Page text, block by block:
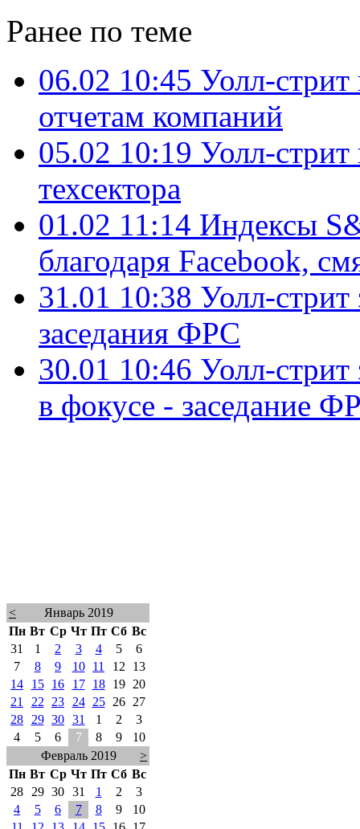
Ранее по теме
06.02 10:45 Уолл-
отчетам компаний
05.02 10:19 Уолл-стрит
техсектора
01.02 11:14 Индексы
благодаря Facebook,
31.01 10:38 Уолл-стрит
заседания ФРС
30.01 10:46 Уолл-стрит
в фокусе - заседание
<
Январь 2019
Пн Вт Ср Чт Пт Сб Вс
31
1 2 3 4 5
6
7
8 9 10 11 12
13
14
15 16 17 18 19
20
21
22 23 24 25 26
27
28
29 30 31 1 2
3
4
5 6 7 8 9
10
Февраль 2019
>
Пн Вт Ср Чт Пт Сб Вс
28
29 30 31 1 2
3
4
5 6 7 8 9
10